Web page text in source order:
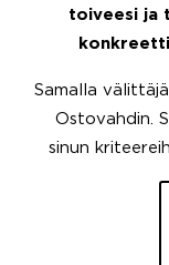
toiveesi ja
Samalla
Ostovahdin.
sinun